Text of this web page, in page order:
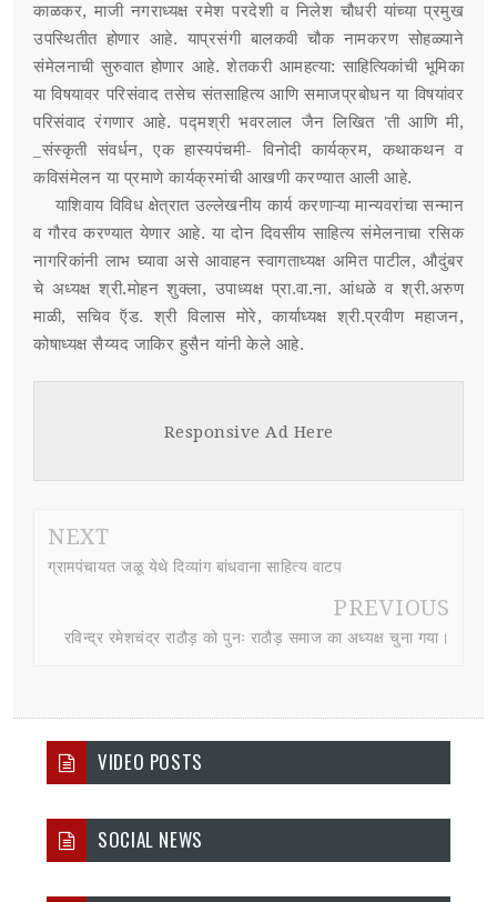
VIDEO POSTS
SOCIAL NEWS
काळकर, माजी नगराध्यक्ष रमेश परदेशी व निलेश चौधरी यांच्या प्रमुख
उपस्थितीत होणार आहे. याप्रसंगी बालकवी चौक नामकरण सोहळ्याने
संमेलनाची सुरुवात होणार आहे. शेतकरी आमहत्या: साहित्यिकांची भूमिका
या विषयावर परिसंवाद तसेच संतसाहित्य आणि समाजप्रबोधन या विषयांवर
परिसंवाद रंगणार आहे. पद्मश्री भवरलाल जैन लिखित 'ती आणि मी,
_संस्कृती संवर्धन, एक हास्यपंचमी- विनोदी कार्यक्रम, कथाकथन व
कविसंमेलन या प्रमाणे कार्यक्रमांची आखणी करण्यात आली आहे.
याशिवाय विविध क्षेत्रात उल्लेखनीय कार्य करणाऱ्या मान्यवरांचा सन्मान
व गौरव करण्यात येणार आहे. या दोन दिवसीय साहित्य संमेलनाचा रसिक
नागरिकांनी लाभ घ्यावा असे आवाहन स्वागताध्यक्ष अमित पाटील, औदुंबर
चे अध्यक्ष श्री.मोहन शुक्ला, उपाध्यक्ष प्रा.वा.ना. आंधळे व श्री.अरुण
माळी, सचिव ऍड. श्री विलास मोरे, कार्याध्यक्ष श्री.प्रवीण महाजन,
कोषाध्यक्ष सैय्यद जाकिर हुसैन यांनी केले आहे.
Responsive Ad Here
NEXT
ग्रामपंचायत जळू येथे दिव्यांग बांधवाना साहित्य वाटप
PREVIOUS
रविन्द्र रमेशचंद्र राठौड़ को पुनः राठौड़ समाज का अध्यक्ष चुना गया।